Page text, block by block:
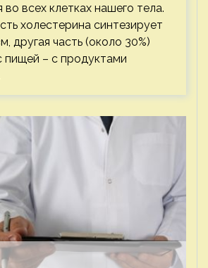
всех клетках нашего тела.
холестерина синтезирует
другая часть (около 30%)
пищей – с продуктами